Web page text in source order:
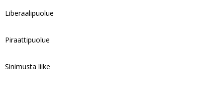
Liberaalipuolue
Piraattipuolue
Sinimusta liike